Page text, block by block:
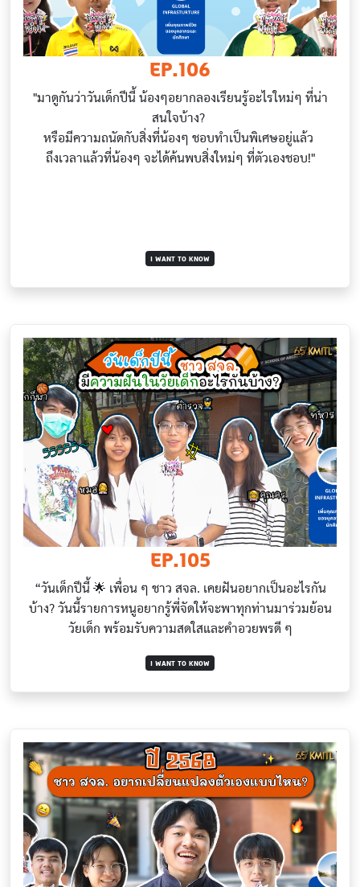
EP.106
"มาดูกันว่าวันเด็กปีนี้ น้องๆอยากลองเรียนรู้อะไรใหม่ๆ ที่น่า
สนใจบ้าง?
หรือมีความถนัดกับสิ่งที่น้องๆ ชอบทำเป็นพิเศษอยู่แล้ว
ถึงเวลาแล้วที่น้องๆ จะได้ค้นพบสิ่งใหม่ๆ ที่ตัวเองชอบ!"
I WANT TO KNOW
EP.105
“วันเด็กปีนี้ 🌟 เพื่อน ๆ ชาว สจล. เคยฝันอยากเป็นอะไรกัน
บ้าง? วันนี้รายการหนูอยากรู้พี่จัดให้จะพาทุกท่านมาร่วมย้อน
วัยเด็ก พร้อมรับความสดใสและคำอวยพรดี ๆ
I WANT TO KNOW